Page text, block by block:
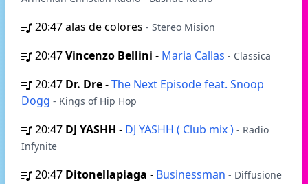
20:47alas de colores - Stereo Mision
20:47Vincenzo Bellini - Maria Callas - Classica
20:47 Dr. Dre-The Next Episode feat. Snoop
Dogg - Kings of Hip Hop
20:47 DJ YASHH - DJ YASHH ( Club mix ) - Radio
Infynite
20:47 Ditonellapiaga - Businessman - Diffusione